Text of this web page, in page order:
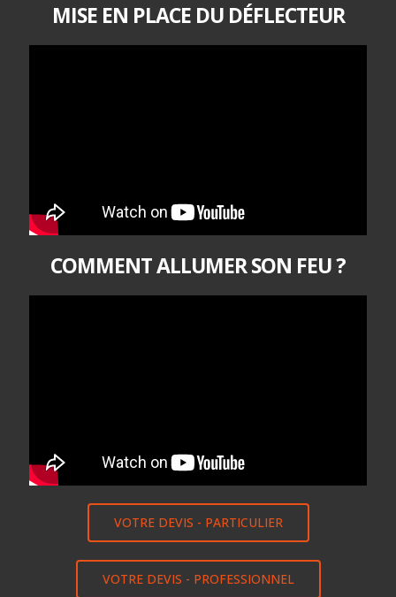
MISE EN PLACE DU DÉFLECTEUR
COMMENT ALLUMER SON FEU ?
VOTRE DEVIS - PARTICULIER
VOTRE DEVIS - PROFESSIONNEL